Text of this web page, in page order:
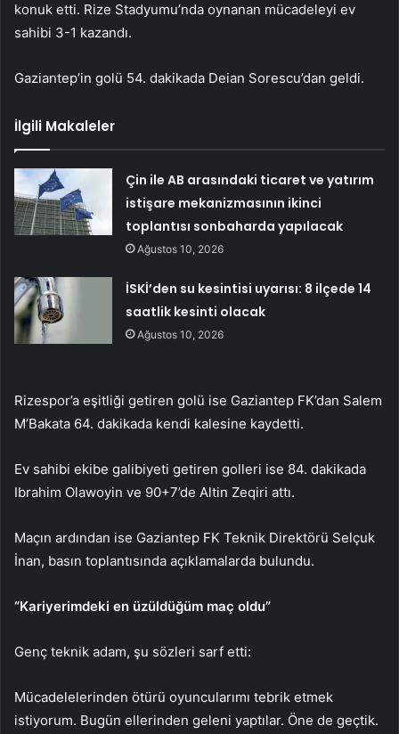
konuk etti. Rize Stadyumu’nda oynanan mücadeleyi ev
sahibi 3-1 kazandı.
Gaziantep’in golü 54. dakikada Deian Sorescu’dan geldi.
İlgili Makaleler
Çin ile AB arasındaki ticaret ve yatırım
istişare mekanizmasının ikinci
toplantısı sonbaharda yapılacak
Ağustos 10, 2026
İSKİ’den su kesintisi uyarısı: 8 ilçede 14
saatlik kesinti olacak
Ağustos 10, 2026
Rizespor’a eşitliği getiren golü ise Gaziantep FK’dan Salem
M’Bakata 64. dakikada kendi kalesine kaydetti.
Ev sahibi ekibe galibiyeti getiren golleri ise 84. dakikada
Ibrahim Olawoyin ve 90+7’de Altin Zeqiri attı.
Maçın ardından ise Gaziantep FK Teknik Direktörü Selçuk
İnan, basın toplantısında açıklamalarda bulundu.
“Kariyerimdeki en üzüldüğüm maç oldu”
Genç teknik adam, şu sözleri sarf etti:
Mücadelelerinden ötürü oyuncularımı tebrik etmek
istiyorum. Bugün ellerinden geleni yaptılar. Öne de geçtik.